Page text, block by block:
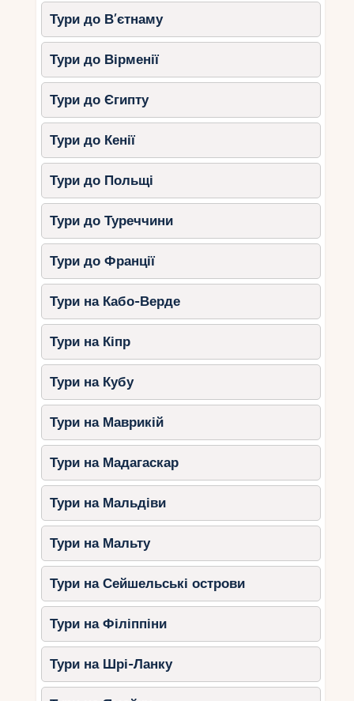
Осінні природні явища та
сезонні особливості
1. Закінчення сезону дощів
Жовтень – останній місяць сезону дощів,
особливо у Карибському регіоні. У листопаді
починається більш сухий період.
2. Фестивалі та свята
День мертвих (1–2 листопада)
барвисте свято, що особливо вражає
в Оахаці та Мехіко.
Фестиваль морських черепах
(жовтень, Рів’єра-Майя)
можливість побачити, як дитинчата
черепах виходять в океан.
3. Початок сезону
спостереження за китами
З листопада у районі Баха-Каліфорнії та
Мексиканської затоки можна спостерігати
міграцію сірих китів.
Що взяти із собою для
осіннього відпочинку?
Легкий одяг для побережжя та
спекотних регіонів.
Зручне взуття для екскурсій.
Куртка або светр для прохолодних
вечорів в горах.
Дощовик для можливих опадів у
вересні та на початку жовтня.
Тури до В’єтнаму
Тури до Вірменії
Тури до Єгипту
Тури до Кенії
Тури до Польщі
Тури до Туреччини
Тури до Франції
Тури на Кабо-Верде
Тури на Кіпр
Тури на Кубу
Тури на Маврикій
Тури на Мадагаскар
Тури на Мальдіви
Тури на Мальту
Тури на Сейшельські острови
Тури на Філіппіни
Тури на Шрі-Ланку